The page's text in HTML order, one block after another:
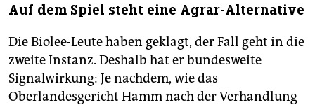
Auf dem Spiel steht eine Agrar-Alternative
Die Biolee-Leute haben geklagt, der Fall geht in die
zweite Instanz. Deshalb hat er bundesweite
Signalwirkung: Je nachdem, wie das
Oberlandesgericht Hamm nach der Verhandlung